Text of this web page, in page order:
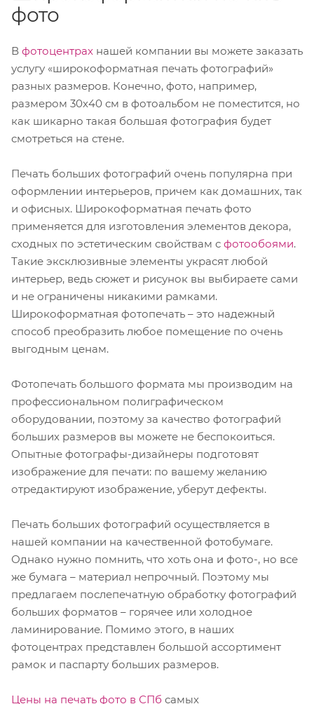
фото
В фотоцентрах нашей компании вы можете заказать
услугу «широкоформатная печать фотографий»
разных размеров. Конечно, фото, например,
размером 30х40 см в фотоальбом не поместится, но
как шикарно такая большая фотография будет
смотреться на стене.
Печать больших фотографий очень популярна при
оформлении интерьеров, причем как домашних, так
и офисных. Широкоформатная печать фото
применяется для изготовления элементов декора,
сходных по эстетическим свойствам с фотообоями.
Такие эксклюзивные элементы украсят любой
интерьер, ведь сюжет и рисунок вы выбираете сами
и не ограничены никакими рамками.
Широкоформатная фотопечать – это надежный
способ преобразить любое помещение по очень
выгодным ценам.
Фотопечать большого формата мы производим на
профессиональном полиграфическом
оборудовании, поэтому за качество фотографий
больших размеров вы можете не беспокоиться.
Опытные фотографы-дизайнеры подготовят
изображение для печати: по вашему желанию
отредактируют изображение, уберут дефекты.
Печать больших фотографий осуществляется в
нашей компании на качественной фотобумаге.
Однако нужно помнить, что хоть она и фото-, но все
же бумага – материал непрочный. Поэтому мы
предлагаем послепечатную обработку фотографий
больших форматов – горячее или холодное
ламинирование. Помимо этого, в наших
фотоцентрах представлен большой ассортимент
рамок и паспарту больших размеров.
Цены на печать фото в СПб самых